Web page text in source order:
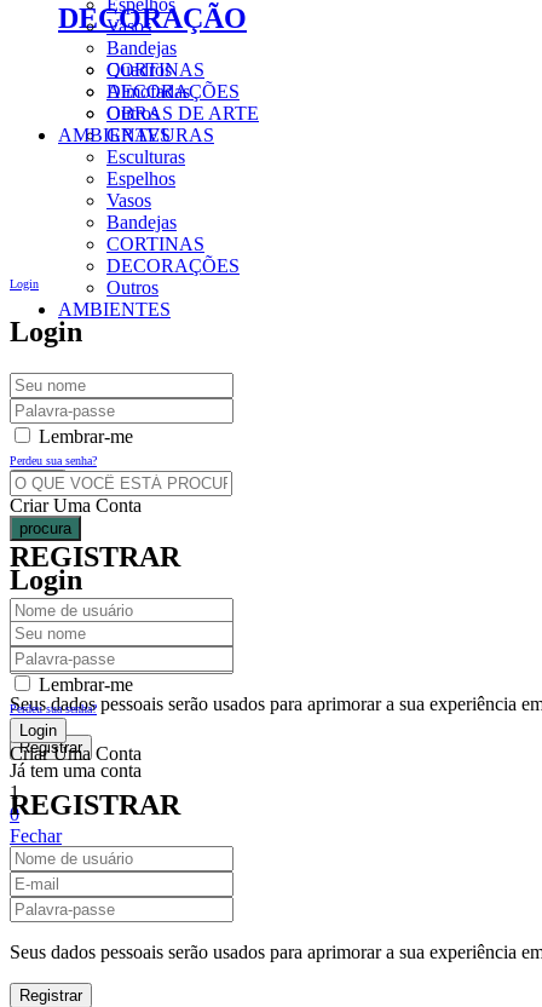
Vasos
Bandejas
CORTINAS
DECORAÇÕES
Outros
AMBIENTES
Login
Login
Lembrar-me
Perdeu sua senha?
Criar Uma Conta
REGISTRAR
Seus dados pessoais serão usados para aprimorar a sua experiência
Já tem uma conta
1
0
Fechar
Carrinho De Compras(0)
No products in the cart.
DECORAÇÃO
Quadros
Almofadas
OBRAS DE ARTE
GRAVURAS
Esculturas
Espelhos
Vasos
Bandejas
CORTINAS
DECORAÇÕES
Outros
AMBIENTES
procura
Login
Lembrar-me
Perdeu sua senha?
Criar Uma Conta
REGISTRAR
Seus dados pessoais serão usados para aprimorar a sua experiência